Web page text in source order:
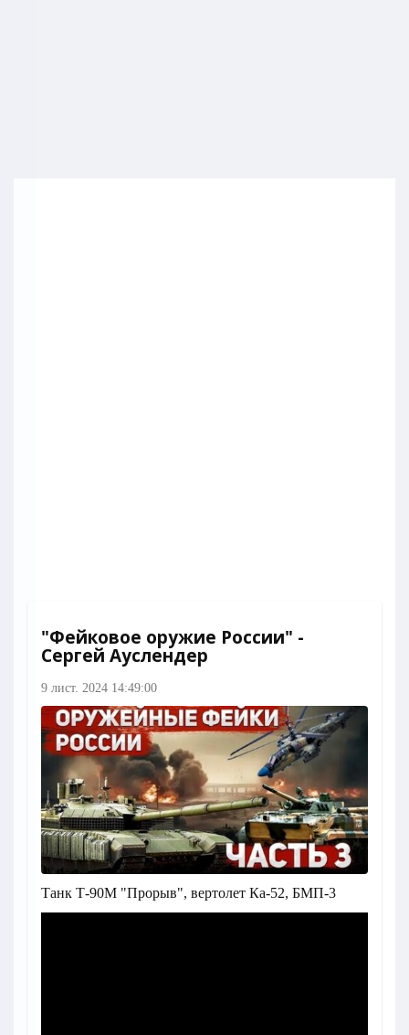
"Фейковое оружие России" -
Сергей Ауслендер
9 лист. 2024 14:49:00
Танк Т-90М "Прорыв", вертолет Ка-52, БМП-3